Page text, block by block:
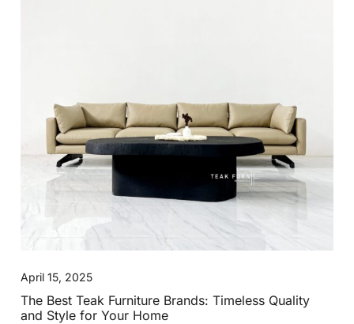
April 15, 2025
The Best Teak Furniture Brands: Timeless Quality
and Style for Your Home